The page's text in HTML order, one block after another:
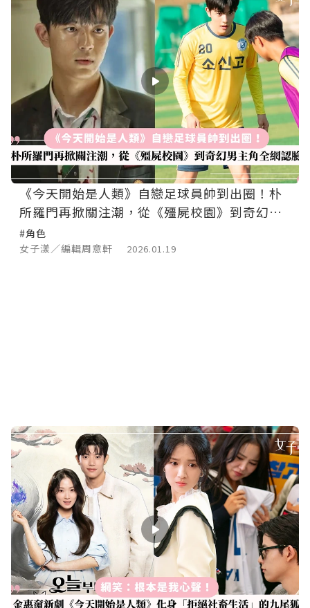
《今天開始是人類》自戀足球員帥到出圈！朴
所羅門再掀關注潮，從《殭屍校園》到奇幻男
主角全網認臉
#角色
女子漾／編輯周意軒
2026.01.19